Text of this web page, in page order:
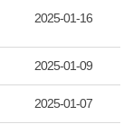
2025-01-16
2025-01-09
2025-01-07